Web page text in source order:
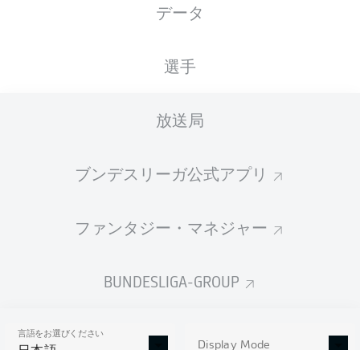
データ
選手
放送局
ブンデスリーガ公式アプリ
ファンタジー・マネジャー
BUNDESLIGA-GROUP
言語をお選びください
Display Mode
2
555 279